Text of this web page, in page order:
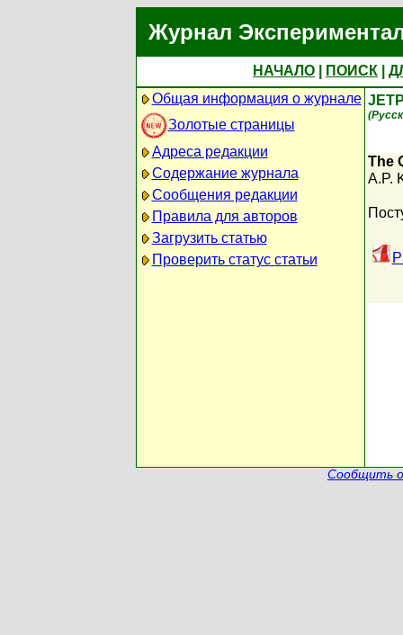
Журнал
НАЧАЛО ПОИСК
Общая информация о журнале
Золотые страницы
Адреса редакции
Содержание журнала
Сообщения редакции
Правила для авторов
Загрузить статью
Проверить статус статьи
The
A.P.
Сообщить о